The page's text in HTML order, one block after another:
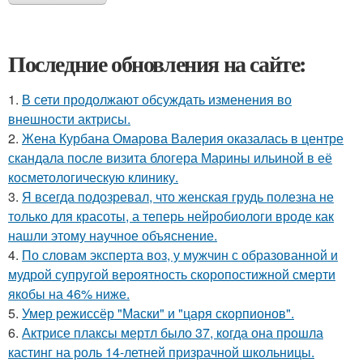
Последние обновления на сайте:
1. В сети продолжают обсуждать изменения во
внешности актрисы.
2. Жена Курбана Омарова Валерия оказалась в центре
скандала после визита блогера Марины ильиной в её
косметологическую клинику.
3. Я всегда подозревал, что женская грудь полезна не
только для красоты, а теперь нейробиологи вроде как
нашли этому научное объяснение.
4. По словам эксперта воз, у мужчин с образованной и
мудрой супругой вероятность скоропостижной смерти
якобы на 46% ниже.
5. Умер режиссёр "Маски" и "царя скорпионов".
6. Актрисе плаксы мертл было 37, когда она прошла
кастинг на роль 14-летней призрачной школьницы.